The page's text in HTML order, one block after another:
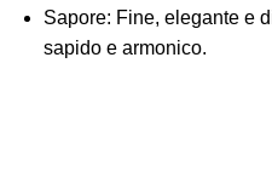
Sapore: Fine, elegante e
sapido e armonico.